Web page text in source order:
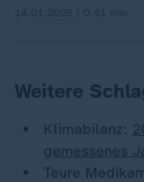
Weitere
Klimabilanz:
gemessenes
Teure